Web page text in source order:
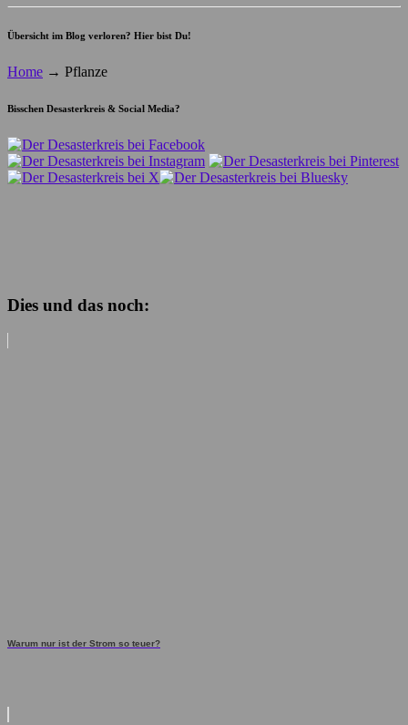
Übersicht im Blog verloren? Hier bist Du!
Home → Pflanze
Bisschen Desasterkreis & Social Media?
Dies und das noch:
Warum nur ist der Strom so teuer?